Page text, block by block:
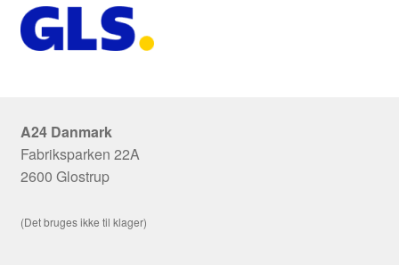
A24 Danmark
Fabriksparken 22A
2600 Glostrup
(Det bruges ikke til klager)